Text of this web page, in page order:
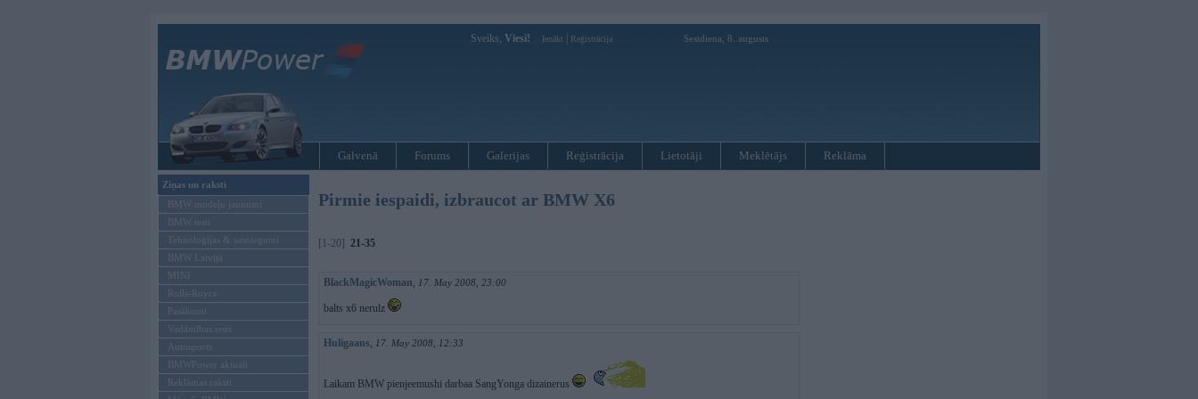
Sveiks, Viesi! Ienākt Reģistrācija Sestdiena, 8. augusts
Galvenā Forums Galerijas Reģistrācija Lietotāji Meklētājs Reklāma
Ziņas un raksti
BMW modeļu jaunumi
BMW testi
Tehnoloģijas & sasniegumi
BMW Latvijā
MINI
Rolls-Royce
Pasākumi
Vadāmības tests
Autosports
BMWPower aktuāli
Reklāmas raksti
Pirmie iespaidi, izbraucot ar BMW X6
[1-20] 21-35
BlackMagicWoman, 17. May 2008, 23:00
balts x6 nerulz
Huligaans, 17. May 2008, 12:33
Laikam BMW pienjeemushi darbaa SangYonga dizainerus